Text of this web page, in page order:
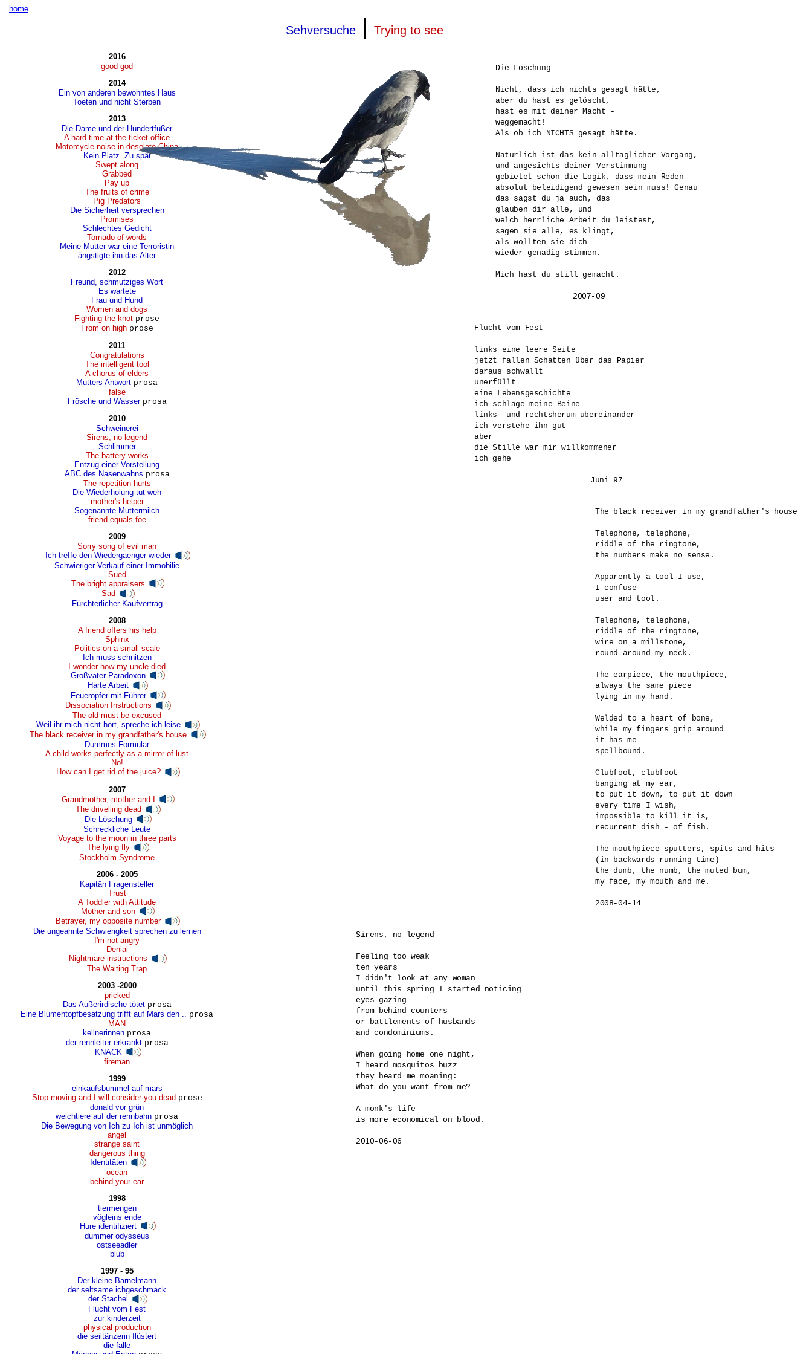
home
Sehversuche| Trying to see
2016
good god
2014
Ein von anderen bewohntes Haus
Toeten und nicht Sterben
2013
Die Dame und der Hundertfüßer
A hard time at the ticket office
Motorcycle noise in desolate China
Kein Platz. Zu spät
Swept along
Grabbed
Pay up
The fruits of crime
Pig Predators
Die Sicherheit versprechen
Promises
Schlechtes Gedicht
Tornado of words
Meine Mutter war eine Terroristin
ängstigte ihn das Alter
2012
Freund, schmutziges Wort
Es wartete
Frau und Hund
Women and dogs
Fighting the knot prose
From on high prose
2011
Congratulations
The intelligent tool
A chorus of elders
Mutters Antwort prosa
false
Frösche und Wasser prosa
2010
Schweinerei
Sirens, no legend
Schlimmer
The battery works
Entzug einer Vorstellung
ABC des Nasenwahns prosa
The repetition hurts
Die Wiederholung tut weh
mother's helper
Sogenannte Muttermilch
friend equals foe
2009
Sorry song of evil man
Ich treffe den Wiedergaenger wieder
Schwieriger Verkauf einer Immobilie
Sued
The bright appraisers
Sad
Fürchterlicher Kaufvertrag
2008
A friend offers his help
Sphinx
Politics on a small scale
Ich muss schnitzen
I wonder how my uncle died
Großvater Paradoxon
Harte Arbeit
Feueropfer mit Führer
Dissociation Instructions
The old must be excused
Weil ihr mich nicht hört, spreche ich leise
The black receiver in my grandfather's house
Dummes Formular
A child works perfectly as a mirror of lust
No!
How can I get rid of the juice?
2007
Grandmother, mother and I
The drivelling dead
Die Löschung
Schreckliche Leute
Voyage to the moon in three parts
The lying fly
Stockholm Syndrome
2006 - 2005
Kapitän Fragensteller
Trust
A Toddler with Attitude
Mother and son
Betrayer, my opposite number
Die ungeahnte Schwierigkeit sprechen zu lernen
I'm not angry
Denial
Nightmare instructions
The Waiting Trap
2003 -2000
pricked
Das Außerirdische tötet prosa
Eine Blumentopfbesatzung trifft auf Mars den ..
prosa
MAN
kellnerinnen prosa
der rennleiter erkrankt prosa
KNACK
fireman
1999
einkaufsbummel auf mars
Stop moving and I will consider you dead prose
donald vor grün
weichtiere auf der rennbahn prosa
Die Bewegung von Ich zu Ich ist unmöglich
angel
strange saint
dangerous thing
Identitäten
ocean
behind your ear
1998
tiermengen
vögleins ende
Hure identifiziert
dummer odysseus
ostseeadler
blub
1997 - 95
Der kleine Barnelmann
der seltsame ichgeschmack
der Stachel
Flucht vom Fest
zur kinderzeit
physical production
die seiltänzerin flüstert
die falle
Die Löschung
Nicht, dass ich nichts gesagt hätte,
aber du hast es gelöscht,
hast es mit deiner Macht -
weggemacht!
Als ob ich NICHTS gesagt hätte.
Natürlich ist das kein alltäglicher Vorgang,
und angesichts deiner Verstimmung
gebietet schon die Logik, dass mein Reden
absolut beleidigend gewesen sein muss! Genau
das sagst du ja auch, das
glauben dir alle, und
welch herrliche Arbeit du leistest,
sagen sie alle, es klingt,
als wollten sie dich
wieder genädig stimmen.
Mich hast du still gemacht.
Flucht vom Fest
links eine leere Seite
jetzt fallen Schatten über das Papier
daraus schwallt
unerfüllt
eine Lebensgeschichte
ich schlage meine Beine
links- und rechtsherum übereinander
ich verstehe ihn gut
aber
die Stille war mir willkommener
ich gehe
			Juni 97
The black receiver in my grandfather's house
Telephone, telephone,
riddle of the ringtone,
the numbers make no sense.
Apparently a tool I use,
I confuse -
user and tool.
Telephone, telephone,
riddle of the ringtone,
wire on a millstone,
round around my neck.
The earpiece, the mouthpiece,
always the same piece
lying in my hand.
Welded to a heart of bone,
while my fingers grip around
it has me -
spellbound.
Clubfoot, clubfoot
banging at my ear,
to put it down, to put it down
every time I wish,
impossible to kill it is,
recurrent dish - of fish.
The mouthpiece sputters, spits and hits
(in backwards running time)
the dumb, the numb, the muted bum,
my face, my mouth and me.
Sirens, no legend
Feeling too weak
ten years
I didn't look at any woman
until this spring I started noticing
eyes gazing
from behind counters
or battlements of husbands
and condominiums.
When going home one night,
I heard mosquitos buzz
they heard me moaning:
What do you want from me?
A monk's life
is more economical on blood.